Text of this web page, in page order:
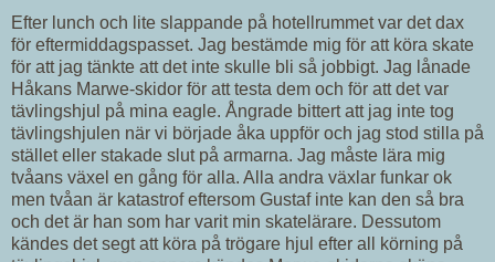
Efter lunch och lite slappande på hotellrummet var det dax
för eftermiddagspasset. Jag bestämde mig för att köra skate
för att jag tänkte att det inte skulle bli så jobbigt. Jag lånade
Håkans Marwe-skidor för att testa dem och för att det var
tävlingshjul på mina eagle. Ångrade bittert att jag inte tog
tävlingshjulen när vi började åka uppför och jag stod stilla på
stället eller stakade slut på armarna. Jag måste lära mig
tvåans växel en gång för alla. Alla andra växlar funkar ok
men tvåan är katastrof eftersom Gustaf inte kan den så bra
och det är han som har varit min skatelärare. Dessutom
kändes det segt att köra på trögare hjul efter all körning på